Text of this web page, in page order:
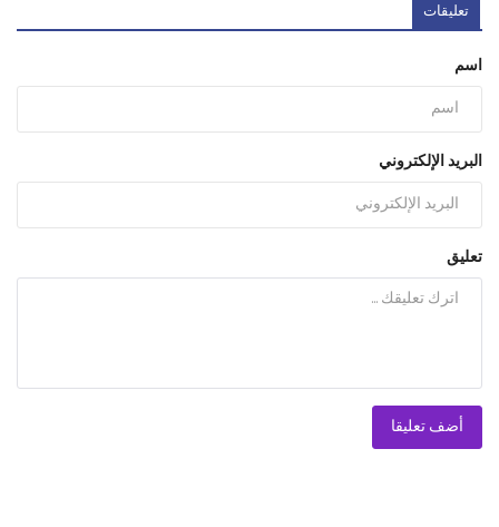
تعليقات
اسم
البريد الإلكتروني
تعليق
أضف تعليقا